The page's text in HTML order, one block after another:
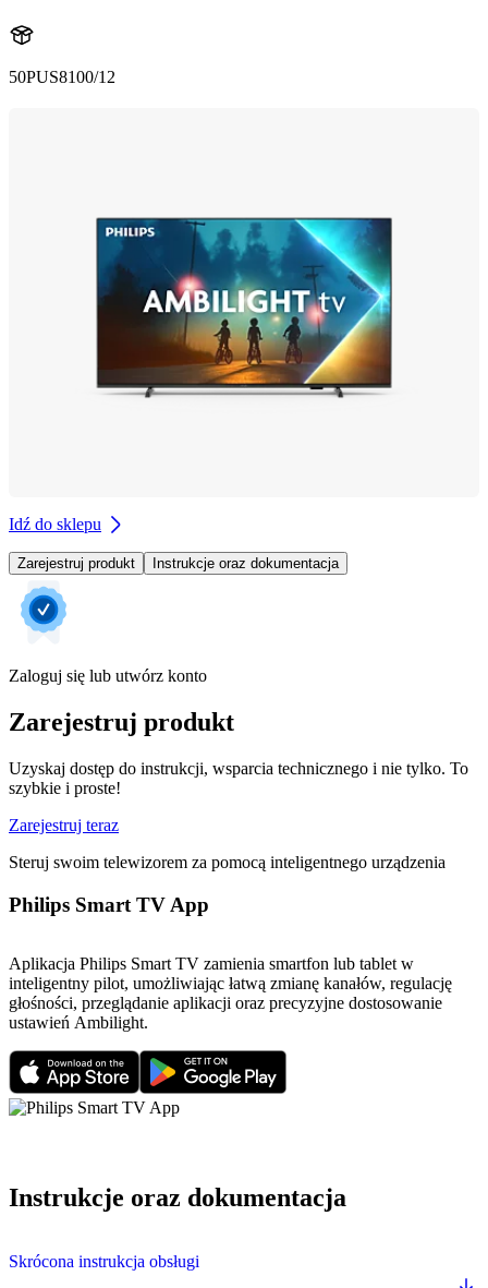
50PUS8100/12
Idź do sklepu
Zarejestruj produkt Instrukcje oraz dokumentacja
Zaloguj się lub utwórz konto
Zarejestruj produkt
Uzyskaj dostęp do instrukcji, wsparcia technicznego i nie tylko. To
szybkie i proste!
Zarejestruj teraz
Steruj swoim telewizorem za pomocą inteligentnego urządzenia
Philips Smart TV App
Aplikacja Philips Smart TV zamienia smartfon lub tablet w
inteligentny pilot, umożliwiając łatwą zmianę kanałów, regulację
głośności, przeglądanie aplikacji oraz precyzyjne dostosowanie
ustawień Ambilight.
Instrukcje oraz dokumentacja
Skrócona instrukcja obsługi